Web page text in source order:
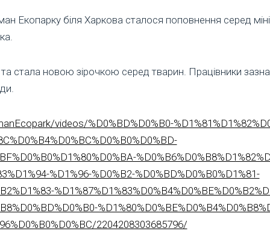
Екопарку біля Харкова сталося поповнення серед
стала новою зірочкою серед тварин. Працівники
videos/%D0%BD%D0%B0-
%D1%96-%D0%B2-%D0%BD%D0%B0%D1%81-
2204208303685796/